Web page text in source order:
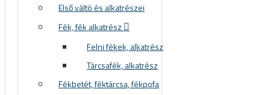
Első váltó és alkatrészei
Fék, fék alkatrész
Felni fékek, alkatrész
Tárcsafék, alkatrész
Fékbetét, féktárcsa, fékpofa